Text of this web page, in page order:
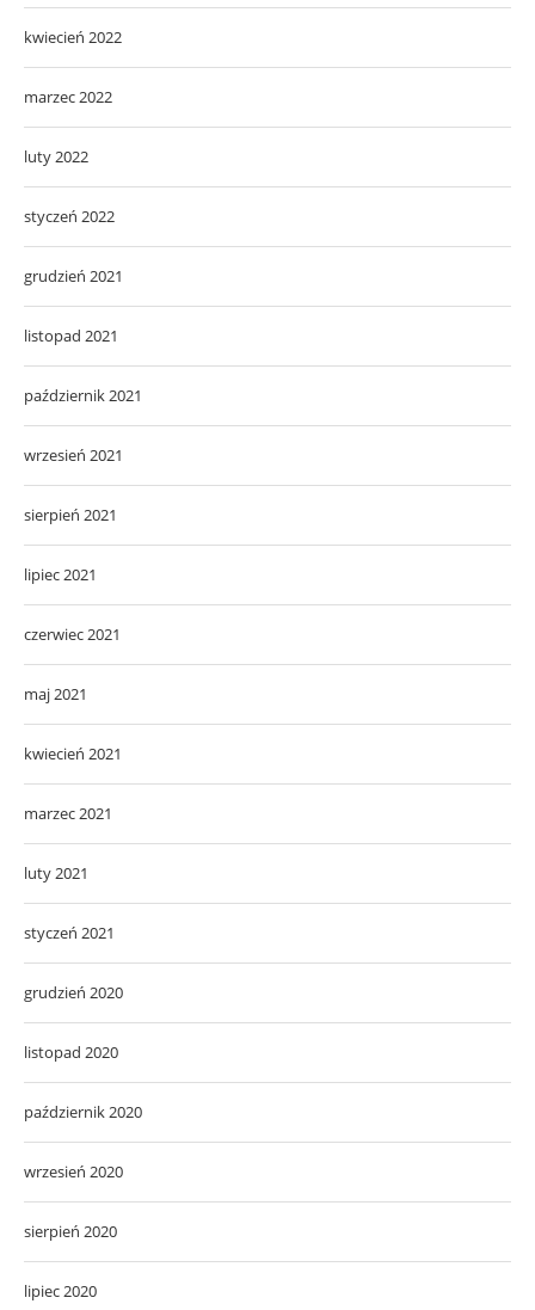
kwiecień 2022
marzec 2022
luty 2022
styczeń 2022
grudzień 2021
listopad 2021
październik 2021
wrzesień 2021
sierpień 2021
lipiec 2021
czerwiec 2021
maj 2021
kwiecień 2021
marzec 2021
luty 2021
styczeń 2021
grudzień 2020
listopad 2020
październik 2020
wrzesień 2020
sierpień 2020
lipiec 2020